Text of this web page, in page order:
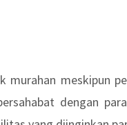
meskipun
dengan